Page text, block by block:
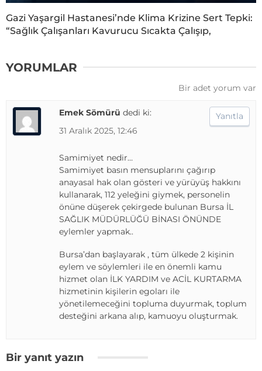
Gazi Yaşargil Hastanesi’nde Klima Krizine Sert Tepki:
“Sağlık Çalışanları Kavurucu Sıcakta Çalışıp,
YORUMLAR
Bir adet yorum var
Emek Sömürü dedi ki:
31 Aralık 2025, 12:46
Samimiyet nedir…
Samimiyet basın mensuplarını çağırıp
anayasal hak olan gösteri ve yürüyüş hakkını
kullanarak, 112 yeleğini giymek, personelin
önüne düşerek çekirgede bulunan Bursa İL
SAĞLIK MÜDÜRLÜĞÜ BİNASI ÖNÜNDE
eylemler yapmak..
Bursa’dan başlayarak , tüm ülkede 2 kişinin
eylem ve söylemleri ile en önemli kamu
hizmet olan İLK YARDIM ve ACİL KURTARMA
hizmetinin kişilerin egoları ile
yönetilemeceğini topluma duyurmak, toplum
desteğini arkana alıp, kamuoyu oluşturmak.
Yanıtla
Bir yanıt yazın